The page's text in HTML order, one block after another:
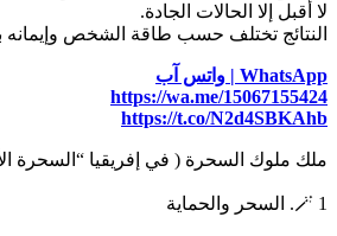
لا أقبل إلا الحالات الجادة.
النتائج تختلف حسب طاقة الشخص
WhatsApp | واتس آب
https://wa.me/15067155424
https://t.co/N2d4SBKAhb
ملك ملوك السحرة ( في إفريقيا “السحرة
🪄 1. السحر والحماية